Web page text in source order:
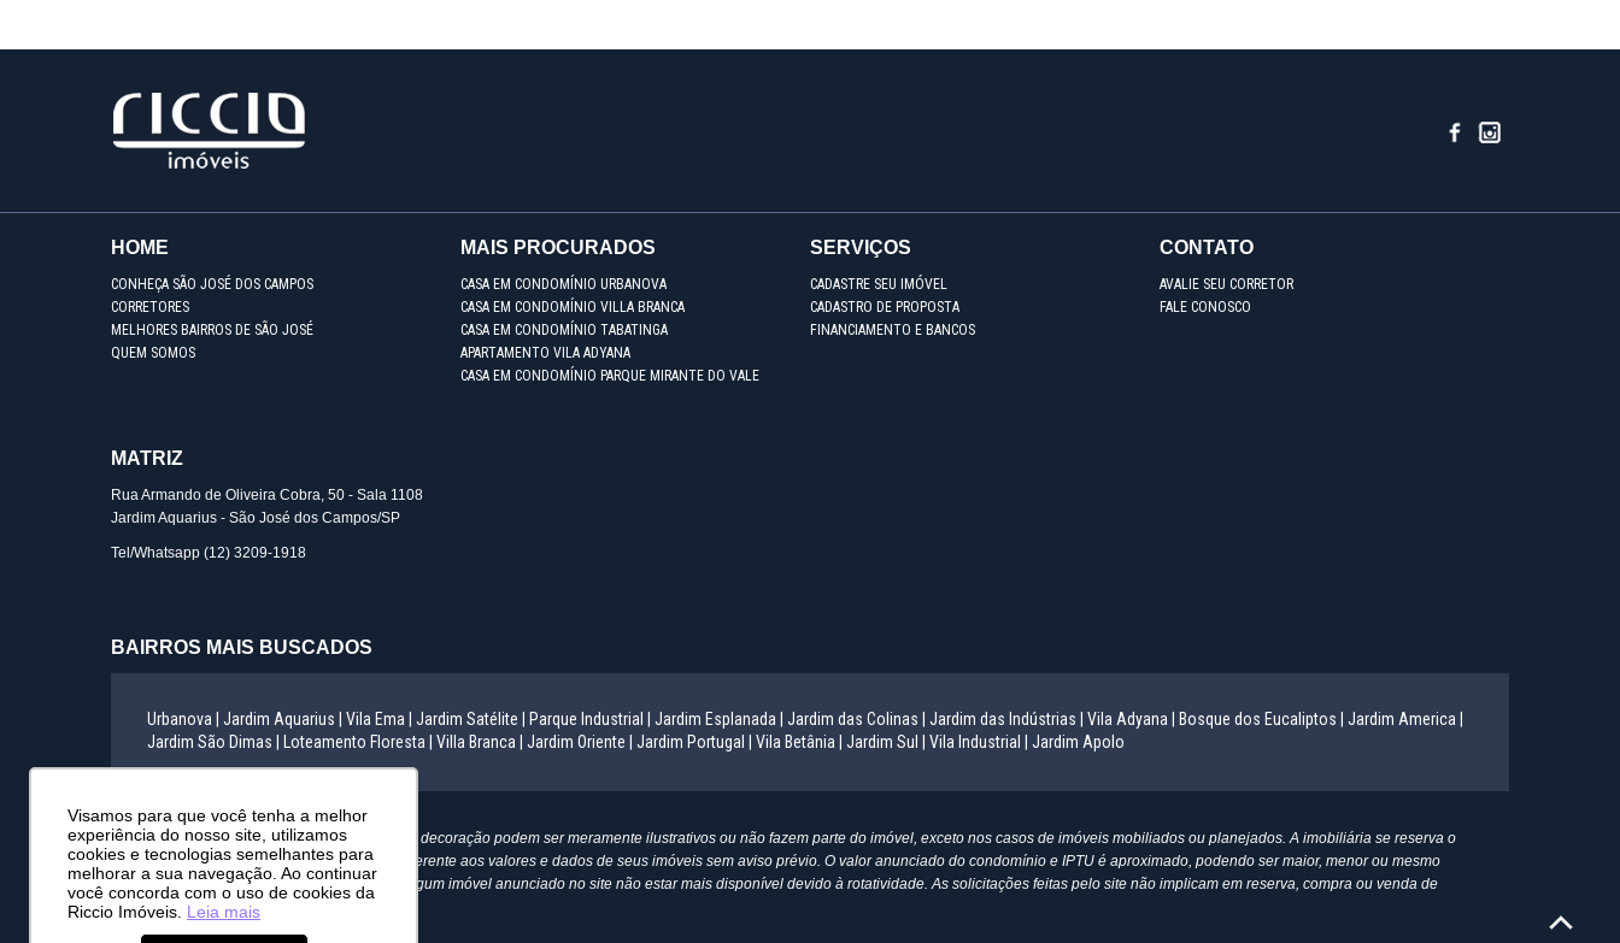
HOME
CONHEÇA SÃO JOSÉ DOS CAMPOS
CORRETORES
MELHORES BAIRROS DE SÃO JOSÉ
QUEM SOMOS
MAIS PROCURADOS
CASA EM CONDOMÍNIO URBANOVA
CASA EM CONDOMÍNIO VILLA BRANCA
CASA EM CONDOMÍNIO TABATINGA
APARTAMENTO VILA ADYANA
CASA EM CONDOMÍNIO PARQUE MIRANTE DO VALE
SERVIÇOS
CADASTRE SEU IMÓVEL
CADASTRO DE PROPOSTA
FINANCIAMENTO E BANCOS
CONTATO
AVALIE SEU CORRETOR
FALE CONOSCO
MATRIZ
Rua Armando de Oliveira Cobra, 50 - Sala 1108
Jardim Aquarius - São José dos Campos/SP
Tel/Whatsapp (12) 3209-1918
BAIRROS MAIS BUSCADOS
Urbanova | Jardim Aquarius | Vila Ema | Jardim Satélite | Parque Industrial | Jardim Esplanada | Jardim das Colinas | Jardim das Indústrias | Vila Adyana | Bosque dos Eucaliptos |
Jardim America |
Jardim São Dimas |
Loteamento Floresta | Villa Branca | Jardim Oriente | Jardim Portugal | Vila Betânia | Jardim Sul | Vila Industrial | Jardim Apolo
"Informamos que as mobílias e artigos de decoração podem ser meramente ilustrativos ou não fazem parte do imóvel, exceto nos casos de imóveis mobiliados ou planejados. A imobiliária se reserva o
direito de alterar qualquer informação referente aos valores e dados de seus imóveis sem aviso prévio. O valor anunciado do condomínio e IPTU é aproximado, podendo ser maior, menor ou mesmo
passível de alteração. Pode ocorrer de algum imóvel anunciado no site não estar mais disponível devido à rotatividade. As solicitações feitas pelo site não implicam em reserva, compra ou venda de
quaisquer imóveis".
Visamos para que você tenha a melhor
experiência do nosso site, utilizamos
cookies e tecnologias semelhantes para
melhorar a sua navegação. Ao continuar
você concorda com o uso de cookies da
Riccio Imóveis. Leia mais